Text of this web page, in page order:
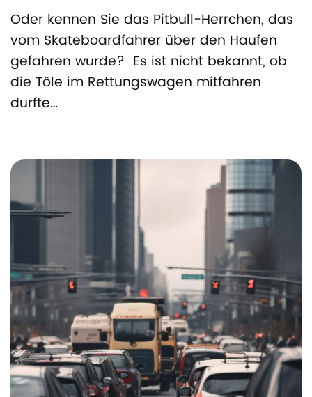
Oder kennen Sie das Pitbull-Herrchen, das
vom Skateboardfahrer über den Haufen
gefahren wurde? Es ist nicht bekannt, ob
die Töle im Rettungswagen mitfahren
durfte…